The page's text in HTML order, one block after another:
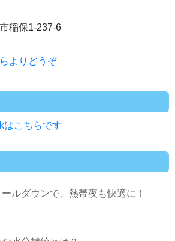
稲保1-237-6
よりどうぞ
こちらです
ルダウンで、熱帯夜も快適に！